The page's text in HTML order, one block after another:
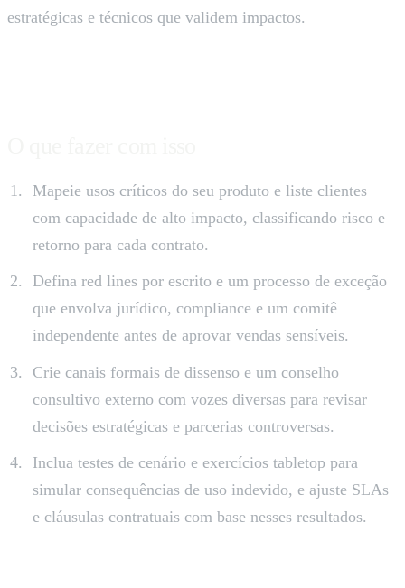
estratégicas e técnicos que validem impactos.
Mapeie usos críticos do seu produto e liste clientes
com capacidade de alto impacto, classificando risco e
retorno para cada contrato.
Defina red lines por escrito e um processo de exceção
que envolva jurídico, compliance e um comitê
independente antes de aprovar vendas sensíveis.
Crie canais formais de dissenso e um conselho
consultivo externo com vozes diversas para revisar
decisões estratégicas e parcerias controversas.
Inclua testes de cenário e exercícios tabletop para
simular consequências de uso indevido, e ajuste SLAs
e cláusulas contratuais com base nesses resultados.